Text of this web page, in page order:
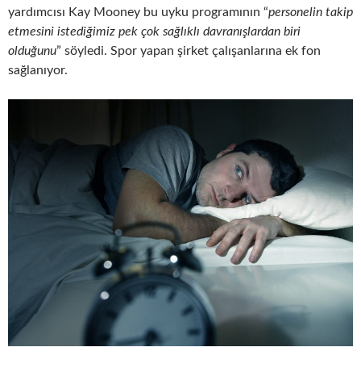
yardımcısı Kay Mooney bu uyku programının “personelin takip
etmesini istediğimiz pek çok sağlıklı davranışlardan biri
olduğunu” söyledi. Spor yapan şirket çalışanlarına ek fon
sağlanıyor.